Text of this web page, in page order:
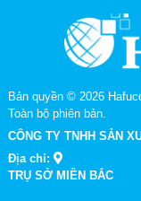
Bản quyền © 2026
Toàn bộ phiên bản.
CÔNG TY TNHH SẢN
Địa chỉ:
TRỤ SỞ MIỀN BẮC